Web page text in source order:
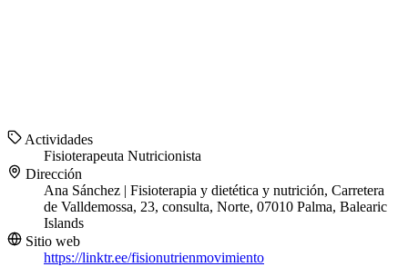
Actividades
Fisioterapeuta Nutricionista
Dirección
Ana Sánchez | Fisioterapia y dietética y nutrición, Carretera
de Valldemossa, 23, consulta, Norte, 07010 Palma, Balearic
Islands
Sitio web
https://linktr.ee/fisionutrienmovimiento